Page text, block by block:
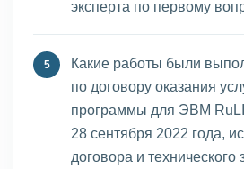
эксперта по первому
Какие работы были
по договору оказания
программы для ЭВМ
28 сентября 2022 года,
договора и технического